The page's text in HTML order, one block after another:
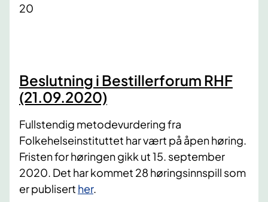
20
Beslutning i Bestillerforum RHF
(21.09.2020)
Fullstendig metodevurdering fra
Folkehelseinstituttet har vært på åpen høring.
Fristen for høringen gikk ut 15. september
2020. Det har kommet 28 høringsinnspill som
er publisert her.